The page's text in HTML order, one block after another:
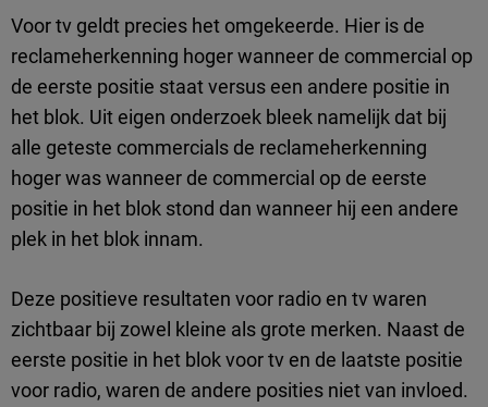
Voor tv geldt precies het omgekeerde. Hier is de
reclameherkenning hoger wanneer de commercial op
de eerste positie staat versus een andere positie in
het blok. Uit eigen onderzoek bleek namelijk dat bij
alle geteste commercials de reclameherkenning
hoger was wanneer de commercial op de eerste
positie in het blok stond dan wanneer hij een andere
plek in het blok innam.
Deze positieve resultaten voor radio en tv waren
zichtbaar bij zowel kleine als grote merken. Naast de
eerste positie in het blok voor tv en de laatste positie
voor radio, waren de andere posities niet van invloed.